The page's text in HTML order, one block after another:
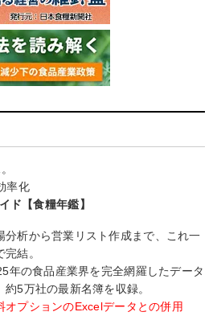
率化
ド【食糧年鑑】
分析から営業リスト作成まで、これ一
完結。
年の食品産業界を完全網羅したデータ
約5万社の最新名簿を収録。
オプションのExcelデータとの併用